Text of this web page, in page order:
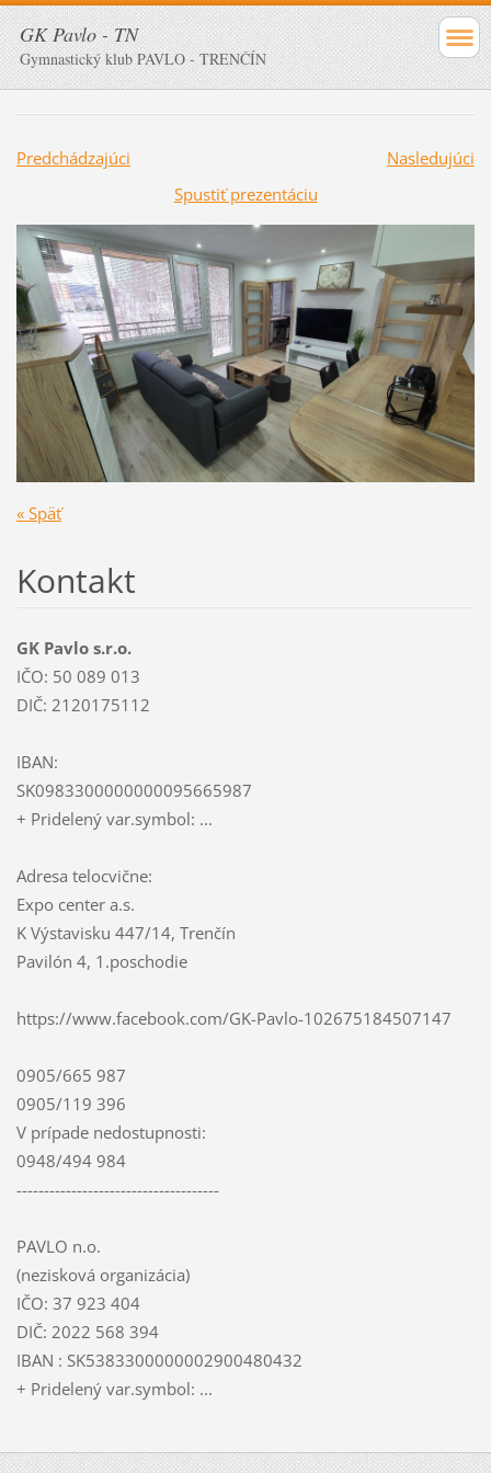
GK Pavlo - TN
Gymnastický klub PAVLO - TRENČÍN
Predchádzajúci
Nasledujúci
Spustiť prezentáciu
« Späť
Kontakt
GK Pavlo s.r.o.
IČO: 50 089 013
DIČ: 2120175112
IBAN:
SK0983300000000095665987
+ Pridelený var.symbol: ...
Adresa telocvične:
Expo center a.s.
K Výstavisku 447/14, Trenčín
Pavilón 4, 1.poschodie
https://www.facebook.com/GK-Pavlo-102675184507147
0905/665 987
0905/119 396
V prípade nedostupnosti:
0948/494 984
-------------------------------------
PAVLO n.o.
(nezisková organizácia)
IČO: 37 923 404
DIČ: 2022 568 394
IBAN : SK5383300000002900480432
+ Pridelený var.symbol: ...